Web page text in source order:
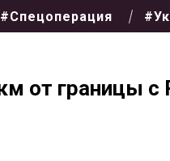
#Спецоперация
от границы